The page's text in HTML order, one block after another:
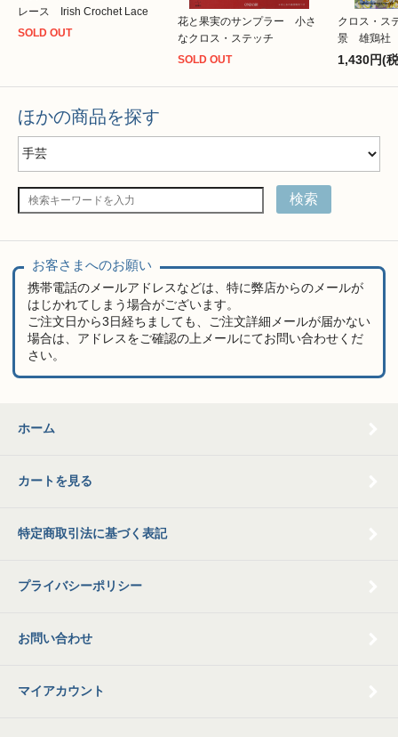
レース Irish Crochet Lace
SOLD OUT
花と果実のサンプラー 小さ
なクロス・ステッチ
SOLD OUT
クロス・ス
景 雄鶏社
1,430円(
ほかの商品を探す
検索
お客さまへのお願い
携帯電話のメールアドレスなどは、特に弊店からのメールが
はじかれてしまう場合がございます。
ご注文日から3日経ちましても、ご注文詳細メールが届かない
場合は、アドレスをご確認の上メールにてお問い合わせくだ
さい。
ホーム
カートを見る
特定商取引法に基づく表記
プライバシーポリシー
お問い合わせ
マイアカウント